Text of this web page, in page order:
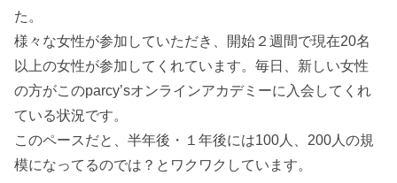
た。
様々な女性が参加していただき、開始２週間で現在20名
以上の女性が参加してくれています。毎日、新しい女性
の方がこのparcy’sオンラインアカデミーに入会してくれ
ている状況です。
このペースだと、半年後・１年後には100人、200人の規
模になってるのでは？とワクワクしています。